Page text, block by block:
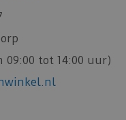
tot 14:00 uur)